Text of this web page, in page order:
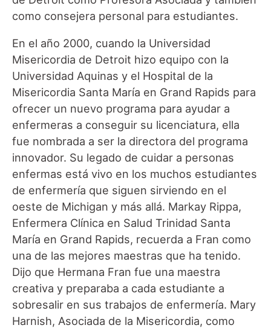
como consejera personal para estudiantes.
En el año 2000, cuando la Universidad
Misericordia de Detroit hizo equipo con la
Universidad Aquinas y el Hospital de la
Misericordia Santa María en Grand Rapids para
ofrecer un nuevo programa para ayudar a
enfermeras a conseguir su licenciatura, ella
fue nombrada a ser la directora del programa
innovador. Su legado de cuidar a personas
enfermas está vivo en los muchos estudiantes
de enfermería que siguen sirviendo en el
oeste de Michigan y más allá. Markay Rippa,
Enfermera Clínica en Salud Trinidad Santa
María en Grand Rapids, recuerda a Fran como
una de las mejores maestras que ha tenido.
Dijo que Hermana Fran fue una maestra
creativa y preparaba a cada estudiante a
sobresalir en sus trabajos de enfermería. Mary
Harnish, Asociada de la Misericordia, como